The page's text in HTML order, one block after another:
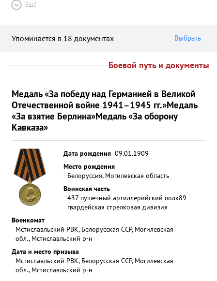
Ещё
Упоминается в 18 документах Выбрать
Боевой путь и документы
Медаль «За победу над Германией в Великой
Отечественной войне 1941–1945 гг.»Медаль
«За взятие Берлина»Медаль «За оборону
Кавказа»
Дата рождения 09.01.1909
Место рождения
Белоруссия, Могилевская область
Воинская часть
437 пушечный артиллерийский полк89
гвардейская стрелковая дивизия
Военкомат
Мстиславльский РВК, Белорусская ССР, Могилевская
обл., Мстиславльский р-н
Дата и место призыва
Мстиславльский РВК, Белорусская ССР, Могилевская
обл., Мстиславльский р-н